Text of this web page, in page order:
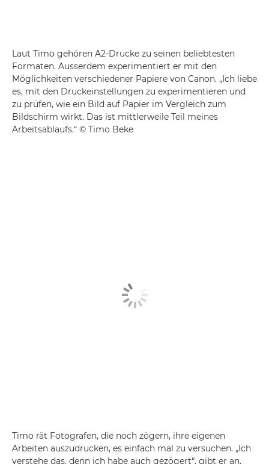
Laut Timo gehören A2-Drucke zu seinen beliebtesten
Formaten. Ausserdem experimentiert er mit den
Möglichkeiten verschiedener Papiere von Canon. „Ich liebe
es, mit den Druckeinstellungen zu experimentieren und
zu prüfen, wie ein Bild auf Papier im Vergleich zum
Bildschirm wirkt. Das ist mittlerweile Teil meines
Arbeitsablaufs.“ © Timo Beke
Timo rät Fotografen, die noch zögern, ihre eigenen
Arbeiten auszudrucken, es einfach mal zu versuchen. „Ich
verstehe das, denn ich habe auch gezögert“, gibt er an.